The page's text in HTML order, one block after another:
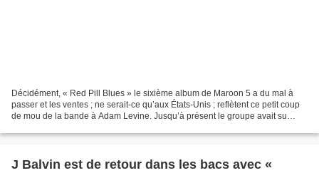
Décidément, « Red Pill Blues » le sixième album de Maroon 5 a du mal à
passer et les ventes ; ne serait-ce qu’aux États-Unis ; reflètent ce petit coup
de mou de la bande à Adam Levine. Jusqu’à présent le groupe avait su
J Balvin est de retour dans les bacs avec «